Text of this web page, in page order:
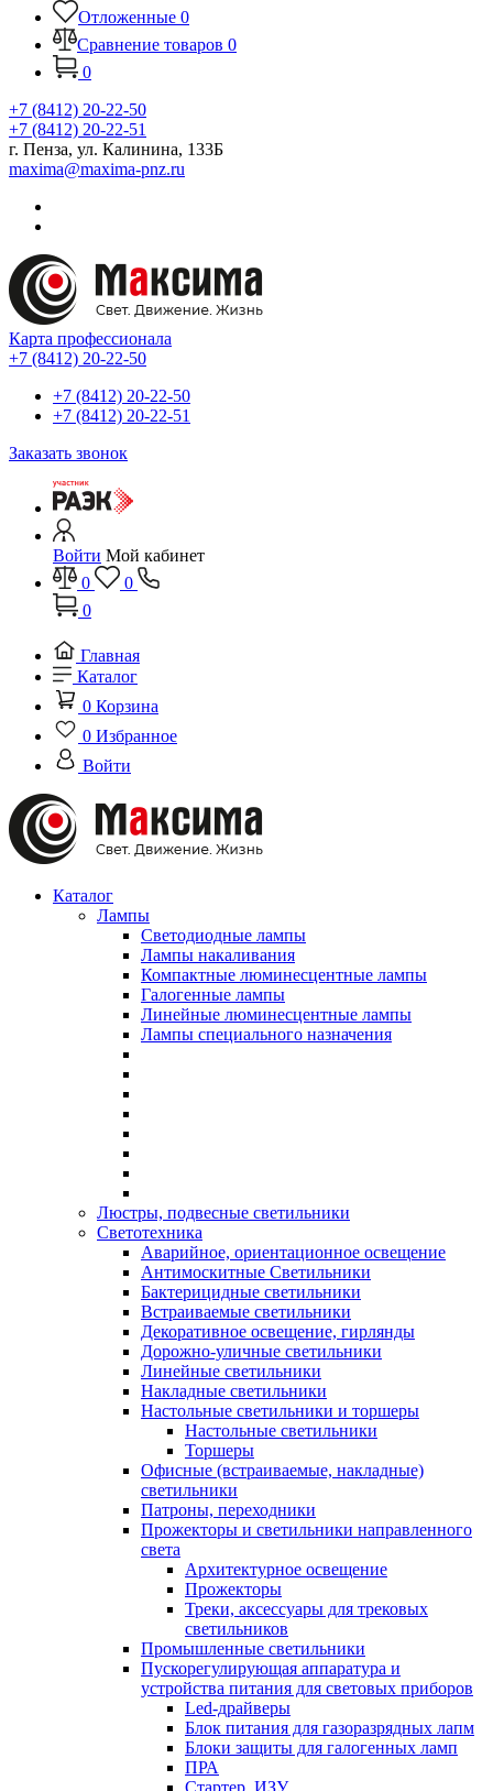
Отложенные 0
Сравнение товаров 0
0
+7 (8412) 20-22-50
+7 (8412) 20-22-51
г. Пенза, ул. Калинина, 133Б
maxima@maxima-pnz.ru
Карта профессионала
+7 (8412) 20-22-50
+7 (8412) 20-22-50
+7 (8412) 20-22-51
Заказать звонок
Войти Мой кабинет
0
0
0
Главная
Каталог
0 Корзина
0 Избранное
Войти
Каталог
Лампы
Светодиодные лампы
Лампы накаливания
Компактные люминесцентные лампы
Галогенные лампы
Линейные люминесцентные лампы
Лампы специального назначения
Люстры, подвесные светильники
Светотехника
Аварийное, ориентационное освещение
Антимоскитные Светильники
Бактерицидные светильники
Встраиваемые светильники
Декоративное освещение, гирлянды
Дорожно-уличные светильники
Линейные светильники
Накладные светильники
Настольные светильники и торшеры
Настольные светильники
Торшеры
Офисные (встраиваемые, накладные)
светильники
Патроны, переходники
Прожекторы и светильники направленного
света
Архитектурное освещение
Прожекторы
Треки, аксессуары для трековых
светильников
Промышленные светильники
Пускорегулирующая аппаратура и
устройства питания для световых приборов
Led-драйверы
Блок питания для газоразрядных лапм
Блоки защиты для галогенных ламп
ПРА
Стартер, ИЗУ